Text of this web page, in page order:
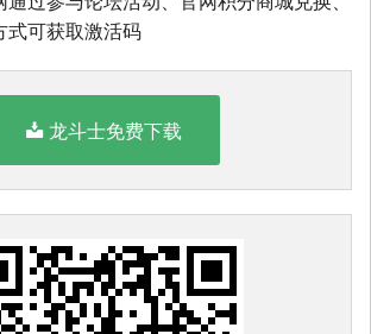
式可获取激活码
龙斗士免费下载